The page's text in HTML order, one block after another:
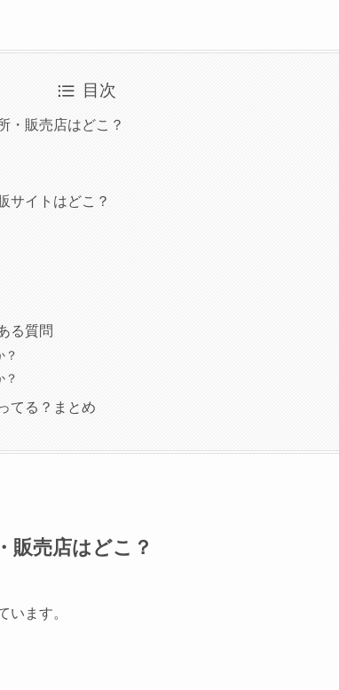
目次
・販売店はどこ？
サイトはどこ？
る質問
？
？
てる？まとめ
販売店はどこ？
います。